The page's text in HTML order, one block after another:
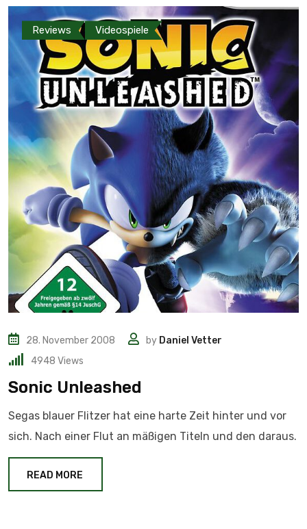
Reviews Videospiele
28. November 2008 by Daniel Vetter
4948 Views
Sonic Unleashed
Segas blauer Flitzer hat eine harte Zeit hinter und vor
sich. Nach einer Flut an mäßigen Titeln und den daraus.
READ MORE